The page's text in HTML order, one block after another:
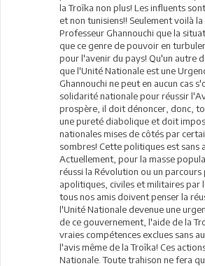
la Troîka non plus! Les influents
et non tunisiens!! Seulement voilà
Professeur Ghannouchi que la
que ce genre de pouvoir en
pour l'avenir du pays! Qu'un autre
que l'Unité Nationale est une
Ghannouchi ne peut en aucun cas
solidarité nationale pour réussir
prospère, il doit dénoncer, donc,
une pureté diabolique et doit
nationales mises de côtés par
sombres! Cette politiques est sans
Actuellement, pour la masse
réussi la Révolution ou un
apolitiques, civiles et militaires par
tous nos amis doivent penser la
l'Unité Nationale devenue une
de ce gouvernement, l'aide de la
vraies compétences exclues sans
l'avis même de la Troîka! Ces
Nationale. Toute trahison ne fera